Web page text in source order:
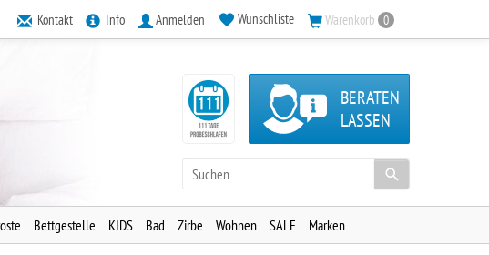
Kontakt Info Anmelden Wunschliste Warenkorb 0
BERATEN
LASSEN
Bettgestelle KIDS Bad Zirbe Wohnen SALE Marken